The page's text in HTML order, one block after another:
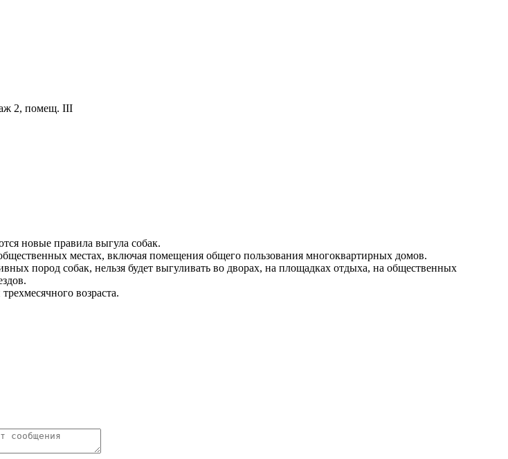
2, помещ. III
новые правила выгула собак.
местах, включая помещения общего пользования многоквартирных домов.
пород собак, нельзя будет выгуливать во дворах, на площадках отдыха, на общественных
возраста.